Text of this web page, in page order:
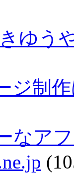
ゆう
ジ制
なア